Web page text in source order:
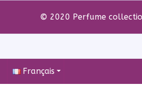
© 2020 Perfume
Français